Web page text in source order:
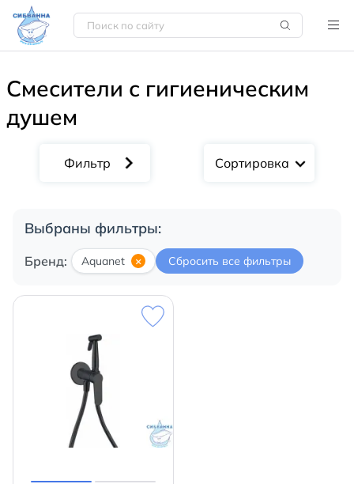
Смесители с гигиеническим
душем
Сортировка
Выбраны фильтры:
Бренд: Aquanet × Сбросить все фильтры